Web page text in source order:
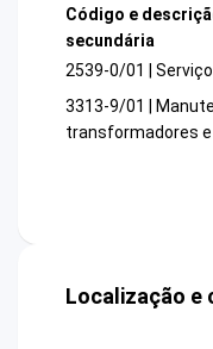
Código e
secundária
2539-0/01 |
3313-9/01 |
transformadores
Localização e